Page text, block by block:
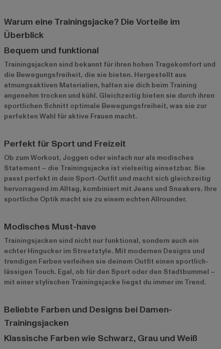
Warum eine Trainingsjacke? Die Vorteile im
Überblick
Bequem und funktional
Trainingsjacken sind bekannt für ihren hohen Tragekomfort und
die Bewegungsfreiheit, die sie bieten. Hergestellt aus
atmungsaktiven Materialien, halten sie dich beim Training
angenehm trocken und kühl. Gleichzeitig bieten sie durch ihren
sportlichen Schnitt optimale Bewegungsfreiheit, was sie zur
perfekten Wahl für aktive Frauen macht.
Perfekt für Sport und Freizeit
Ob zum Workout, Joggen oder einfach nur als modisches
Statement – die Trainingsjacke ist vielseitig einsetzbar. Sie
passt perfekt in dein Sport-Outfit und macht sich gleichzeitig
hervorragend im Alltag, kombiniert mit Jeans und Sneakers. Ihre
sportliche Optik macht sie zu einem echten Allrounder.
Modisches Must-have
Trainingsjacken sind nicht nur funktional, sondern auch ein
echter Hingucker im Streetstyle. Mit modernen Designs und
trendigen Farben verleihen sie deinem Outfit einen sportlich-
lässigen Touch. Egal, ob für den Sport oder den Stadtbummel –
mit einer stylischen Trainingsjacke liegst du immer im Trend.
Beliebte Farben und Designs bei Damen-
Trainingsjacken
Klassische Farben wie Schwarz, Grau und Weiß